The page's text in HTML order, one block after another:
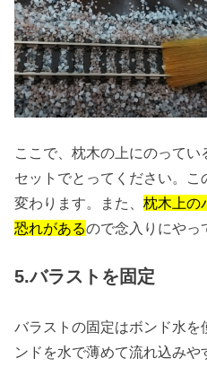
ここで、枕木の上にのって
セットでとってください。こ
変わります。また、枕木上の
恐れがあるので念入りにやっ
5.バラストを固定
バラストの固定はボンド水
ンドを水で薄めて流れ込み